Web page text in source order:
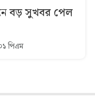
বড় সুখবর পেল
পিএম